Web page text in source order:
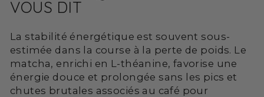
VOUS DIT
La stabilité énergétique est souvent sous-
estimée dans la course à la perte de poids. Le
matcha, enrichi en L-théanine, favorise une
énergie douce et prolongée sans les pics et
chutes brutales associés au café pour